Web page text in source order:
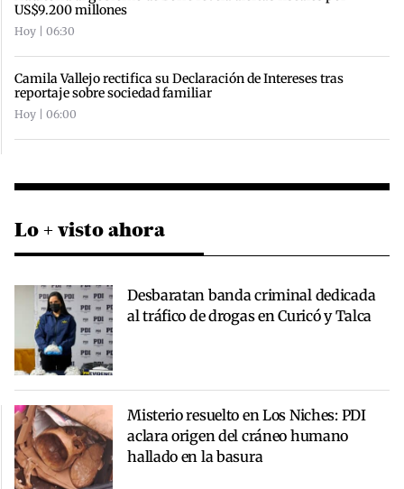
US$9.200 millones
Hoy | 06:30
Camila Vallejo rectifica su Declaración de Intereses tras
reportaje sobre sociedad familiar
Hoy | 06:00
Lo + visto ahora
Desbaratan banda criminal dedicada
al tráfico de drogas en Curicó y Talca
Misterio resuelto en Los Niches: PDI
aclara origen del cráneo humano
hallado en la basura